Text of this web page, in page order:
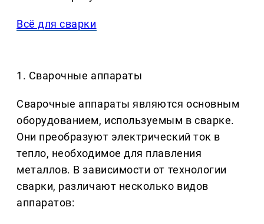
Всё для сварки
1. Сварочные аппараты
Сварочные аппараты являются основным
оборудованием, используемым в сварке.
Они преобразуют электрический ток в
тепло, необходимое для плавления
металлов. В зависимости от технологии
сварки, различают несколько видов
аппаратов: